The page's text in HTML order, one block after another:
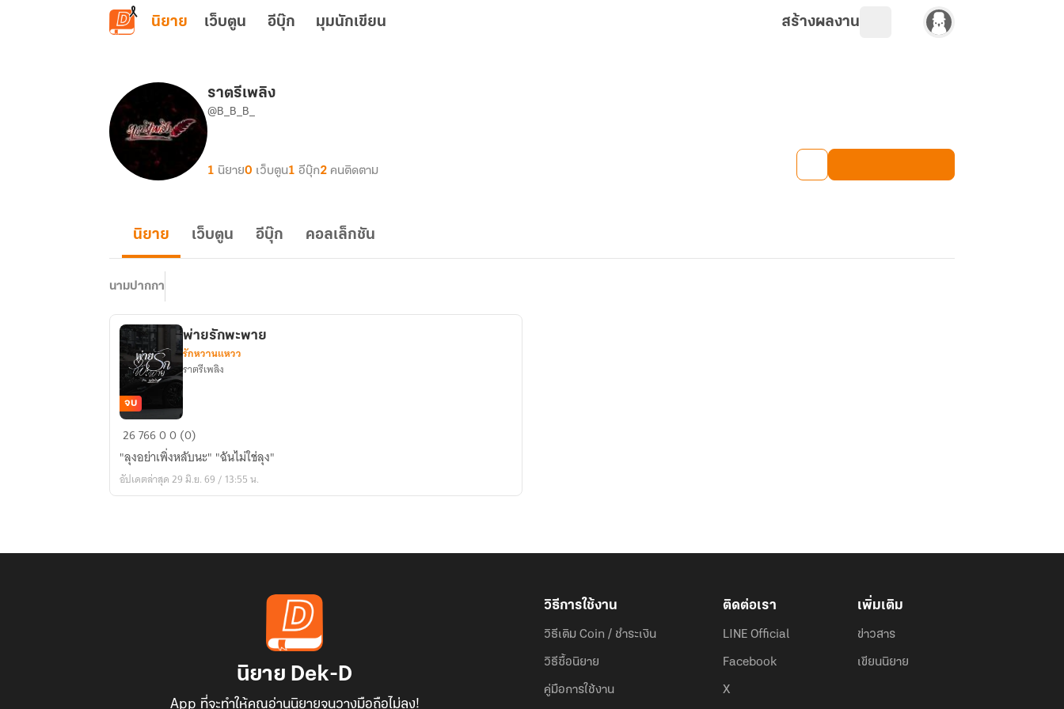
ข้ามไปยังเนื้อหาหลัก
นิยาย เว็บตูน อีบุ๊ก มุมนักเขียน สร้างผลงาน
ราตรีเพลิง
@B_B_B_
1 นิยาย0 เว็บตูน1 อีบุ๊ก2 คนติดตาม
นิยาย เว็บตูน อีบุ๊ก คอลเล็กชัน
นามปากกา
พ่าย
พะ
พาย
จบ
พ่ายรักพะพาย
รักหวานแหวว
ราตรีเพลิง
2676600 (0)
"ลุงอย่าเพิ่งหลับนะ" "ฉันไม่ใช่ลุง"
อัปเดตล่าสุด 29 มิ.ย. 69 / 13:55 น.
นิยาย Dek-D
App ที่จะทำให้คุณอ่านนิยายจนวางมือถือไม่ลง!
วิธีการใช้งาน
วิธีเติม Coin / ชำระเงิน
วิธีซื้อนิยาย
คู่มือการใช้งาน
ติดต่อเรา
LINE Official
Facebook
X
เพิ่มเติม
ข่าวสาร
เขียนนิยาย